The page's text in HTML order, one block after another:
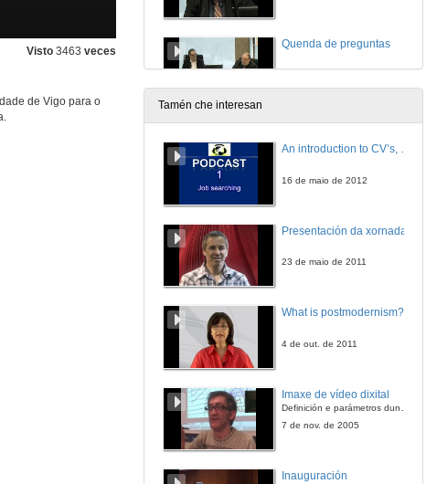
Visto 3463 veces
de Vigo para o
Quenda de preguntas
Situación actual e perspectivas de futuro da formación e innovación educativa nas universidades
Tamén che interesan
An introduction to CV’s, letters, and job searching
16 de maio de 2012
Presentación da xornada
23 de maio de 2011
What is postmodernism?
4 de out. de 2011
Imaxe de vídeo dixital
Definición e parámetros dunha imaxe dixital. Resolución e Aspecto. Profundidade da cor. Compresión. Frame por segundo. Entrelazado. Campos, cadros
7 de nov. de 2005
Inauguración